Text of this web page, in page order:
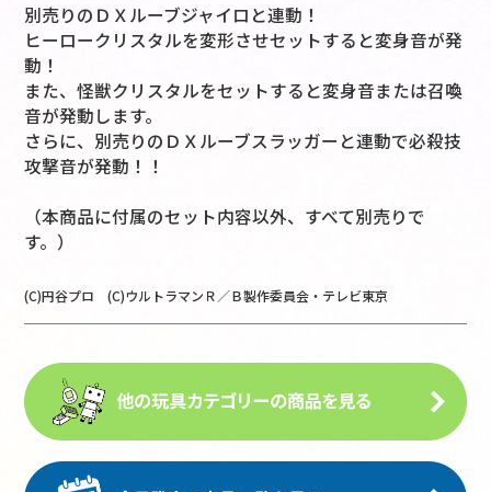
別売りのＤＸルーブジャイロと連動！
ヒーロークリスタルを変形させセットすると変身音が発
動！
また、怪獣クリスタルをセットすると変身音または召喚
音が発動します。
さらに、別売りのＤＸルーブスラッガーと連動で必殺技
攻撃音が発動！！
（本商品に付属のセット内容以外、すべて別売りで
す。）
(C)円谷プロ (C)ウルトラマンＲ／Ｂ製作委員会・テレビ東京